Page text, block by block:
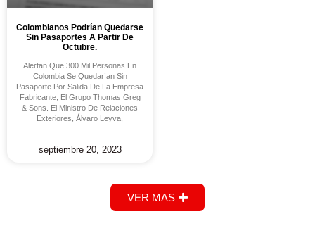
Colombianos Podrían Quedarse
Sin Pasaportes A Partir De
Octubre.
Alertan Que 300 Mil Personas En
Colombia Se Quedarían Sin
Pasaporte Por Salida De La Empresa
Fabricante, El Grupo Thomas Greg
& Sons. El Ministro De Relaciones
Exteriores, Álvaro Leyva,
septiembre 20, 2023
VER MAS